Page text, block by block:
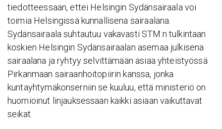
tiedotteessaan, ettei Helsingin Sydänsairaala voi
toimia Helsingissä kunnallisena sairaalana.
Sydänsairaala suhtautuu vakavasti STM:n tulkintaan
koskien Helsingin Sydänsairaalan asemaa julkisena
sairaalana ja ryhtyy selvittämään asiaa yhteistyössä
Pirkanmaan sairaanhoitopiirin kanssa, jonka
kuntayhtymäkonserniin se kuuluu, että ministeriö on
huomioinut linjauksessaan kaikki asiaan vaikuttavat
seikat.